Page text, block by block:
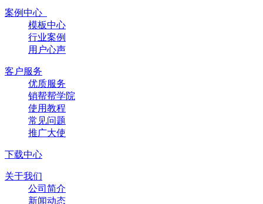
案例中心
模板中心
行业案例
用户心声
客户服务
优质服务
销帮帮学院
使用教程
常见问题
推广大使
下载中心
关于我们
公司简介
新闻动态